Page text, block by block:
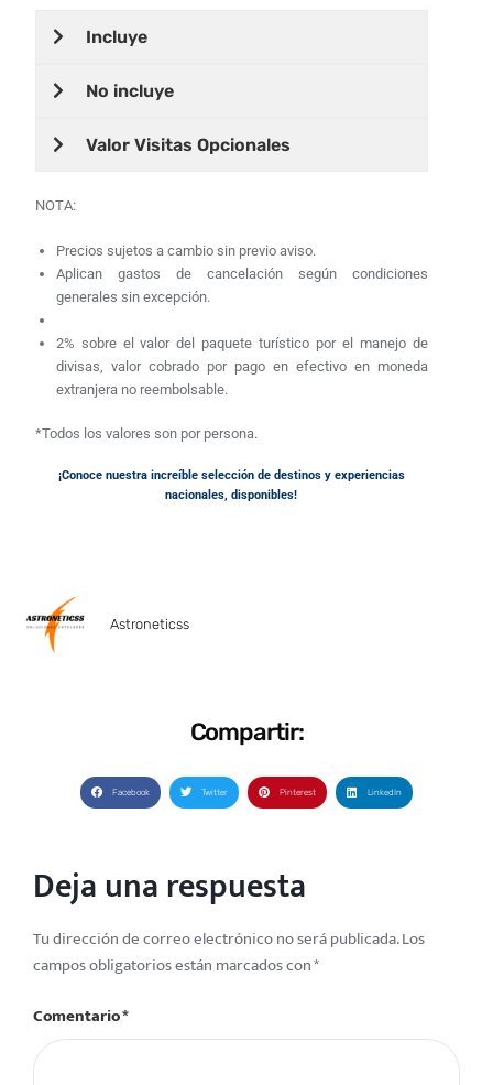
Incluye
No incluye
Valor Visitas Opcionales
NOTA:
Precios sujetos a cambio sin previo aviso.
Aplican gastos de cancelación según condiciones
generales sin excepción.
2% sobre el valor del paquete turístico por el manejo de
divisas, valor cobrado por pago en efectivo en moneda
extranjera no reembolsable.
*Todos los valores son por persona.
¡Conoce nuestra increíble selección de destinos y experiencias
nacionales, disponibles!
Astroneticss
Compartir:
Facebook Twitter Pinterest LinkedIn
Deja una respuesta
Tu dirección de correo electrónico no será publicada.Los
campos obligatorios están marcados con*
Comentario*